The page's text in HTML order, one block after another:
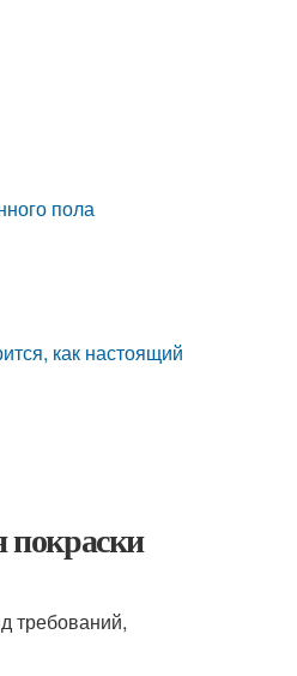
пола
как настоящий
покраски
требований,